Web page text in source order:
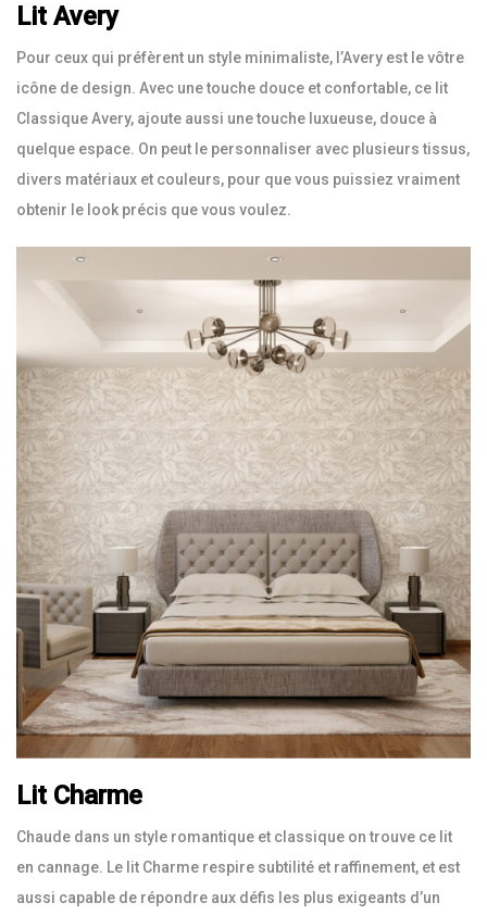
Lit Avery
Pour ceux qui préfèrent un style minimaliste, l’Avery est le vôtre
icône de design. Avec une touche douce et confortable, ce lit
Classique Avery, ajoute aussi une touche luxueuse, douce à
quelque espace. On peut le personnaliser avec plusieurs tissus,
divers matériaux et couleurs, pour que vous puissiez vraiment
obtenir le look précis que vous voulez.
Lit Charme
Chaude dans un style romantique et classique on trouve ce lit
en cannage. Le lit Charme respire subtilité et raffinement, et est
aussi capable de répondre aux défis les plus exigeants d’un